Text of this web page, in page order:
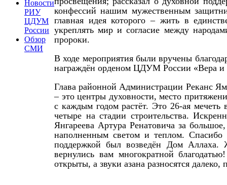
Новости
РИУ
ЦДУМ
России
Обзор
СМИ
конфессий нашим мужественным
главная идея которого – жить в
укреплять мир и согласие между
пророки.
В ходе мероприятия были вручены
награждён орденом ЦДУМ России «Вера и
Глава районной Администрации Реканс
– это центры духовности, место
с каждым годом растёт. Это 26-ая
четыре на стадии строительства.
Янгареева Артура Ренатовича за
наполненным светом и теплом.
поддержкой был возведён Дом Аллаха.
вернулись вам многократной
открыты, а звуки азана разносятся